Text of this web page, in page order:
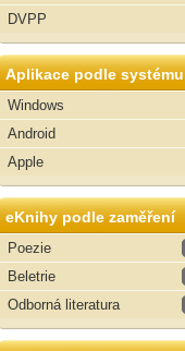
DVPP
Aplikace podle systému
Windows
Android
Apple
eKnihy podle zaměření
Poezie
Beletrie
Odborná literatura